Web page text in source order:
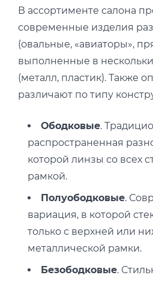
В ассортименте салона
современные изделия
(овальные, «авиаторы»,
выполненные в
(металл, пластик). Также
различают по типу
Ободковые.
распространенная
которой линзы со всех
рамкой.
Полуободковые.
вариация, в которой
только с верхней или
металлической рамки.
Безободковые.